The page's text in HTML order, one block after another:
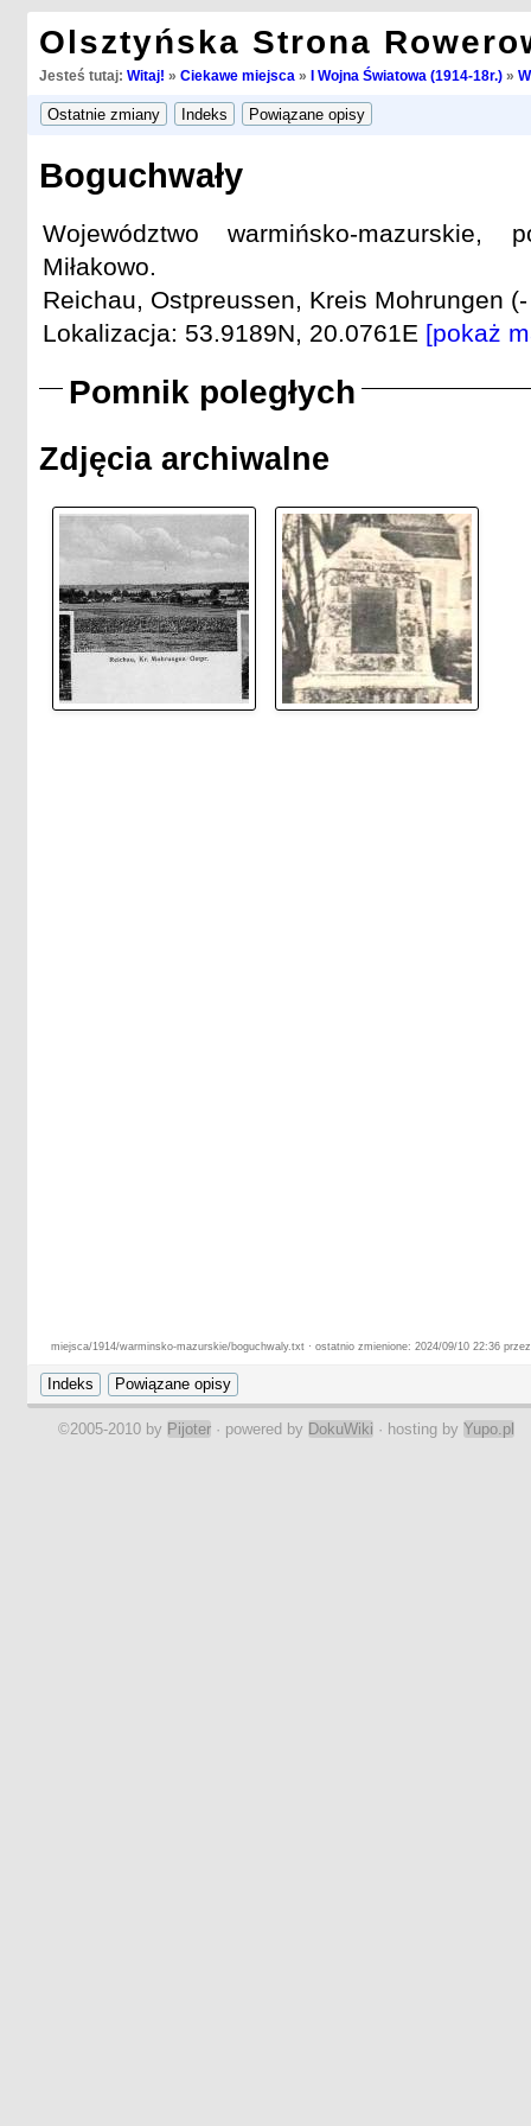
Olsztyńska Strona
Jesteś tutaj: Witaj! » Ciekawe miejsca » I Wojna Światowa (1914-18r.)»
Boguchwały
Województwo warmińsko-mazurskie,
Miłakowo.
Reichau, Ostpreussen, Kreis Mohrungen
Lokalizacja: 53.9189N, 20.0761E [pokaż
Pomnik poległych
Zdjęcia archiwalne
miejsca/1914/warminsko-mazurskie/boguchwaly.txt · ostatnio zmienione: 2024/09/10 22:36
©2005-2010 by Pijoter · powered by DokuWiki · hosting by Yupo.pl